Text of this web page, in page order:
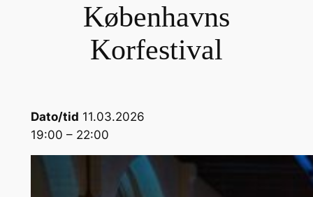
Københavns
Korfestival
Dato/tid 11.03.2026
19:00 – 22:00